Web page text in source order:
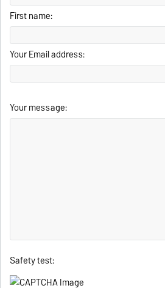
First name:
Your Email address:
Your message:
Safety test: